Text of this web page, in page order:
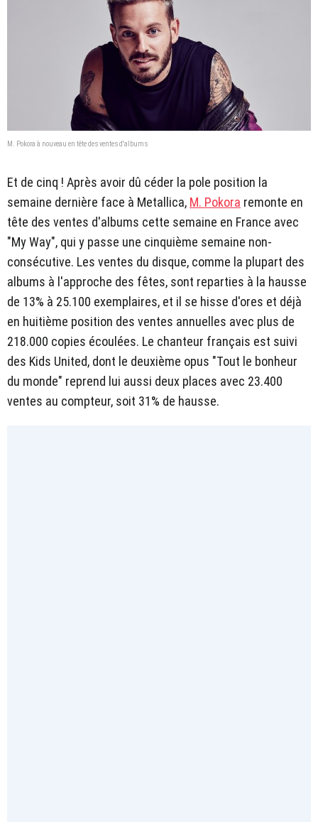
M. Pokora à nouveau en tête des ventes d'albums
Et de cinq ! Après avoir dû céder la pole position la
semaine dernière face à Metallica, M. Pokora remonte en
tête des ventes d'albums cette semaine en France avec
"My Way", qui y passe une cinquième semaine non-
consécutive. Les ventes du disque, comme la plupart des
albums à l'approche des fêtes, sont reparties à la hausse
de 13% à 25.100 exemplaires, et il se hisse d'ores et déjà
en huitième position des ventes annuelles avec plus de
218.000 copies écoulées. Le chanteur français est suivi
des Kids United, dont le deuxième opus "Tout le bonheur
du monde" reprend lui aussi deux places avec 23.400
ventes au compteur, soit 31% de hausse.